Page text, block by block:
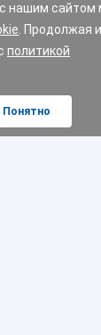
нашим сайтом
. Продолжая
политикой
Понятно